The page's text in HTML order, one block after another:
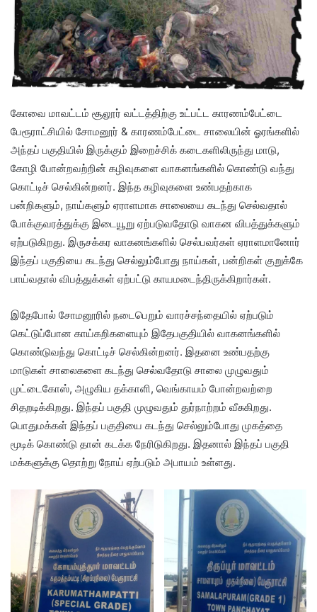
கோவை மாவட்டம் சூலூர் வட்டத்திற்கு உட்பட்ட காரணம்பேட்டை
பேரூராட்சியில் சோமனூர் & காரணம்பேட்டை சாலையின் ஓரங்களில்
அந்தப் பகுதியில் இருக்கும் இறைச்சிக் கடைகளிலிருந்து மாடு,
கோழி போன்றவற்றின் கழிவுகளை வாகனங்களில் கொண்டு வந்து
கொட்டிச் செல்கின்றனர். இந்த கழிவுகளை உண்பதற்காக
பன்றிகளும், நாய்களும் ஏராளமாக சாலையை கடந்து செல்வதால்
போக்குவரத்துக்கு இடையூறு ஏற்படுவதோடு வாகன விபத்துக்களும்
ஏற்படுகிறது. இருசக்கர வாகனங்களில் செல்பவர்கள் ஏராளமானோர்
இந்தப் பகுதியை கடந்து செல்லும்போது நாய்கள், பன்றிகள் குறுக்கே
பாய்வதால் விபத்துக்கள் ஏற்பட்டு காயமடைந்திருக்கிறார்கள்.
இதேபோல் சோமனூரில் நடைபெறும் வாரச்சந்தையில் ஏற்படும்
கெட்டுப்போன காய்கறிகளையும் இதேபகுதியில் வாகனங்களில்
கொண்டுவந்து கொட்டிச் செல்கின்றனர். இதனை உண்பதற்கு
மாடுகள் சாலைகளை கடந்து செல்வதோடு சாலை முழுவதும்
முட்டைகோஸ், அழுகிய தக்காளி, வெங்காயம் போன்றவற்றை
சிதறடிக்கிறது. இந்தப் பகுதி முழுவதும் துர்நாற்றம் வீசுகிறது.
பொதுமக்கள் இந்தப் பகுதியை கடந்து செல்லும்போது முகத்தை
மூடிக் கொண்டு தான் கடக்க நேரிடுகிறது. இதனால் இந்தப் பகுதி
மக்களுக்கு தொற்று நோய் ஏற்படும் அபாயம் உள்ளது.